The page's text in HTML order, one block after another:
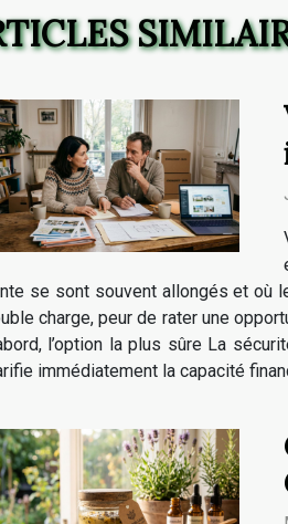
se sont souvent allongés et où
charge, peur de rater une
l’option la plus sûre La
immédiatement la capacité